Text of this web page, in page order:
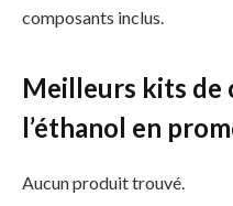
composants inclus.
Meilleurs kits de
l’éthanol en
Aucun produit trouvé.